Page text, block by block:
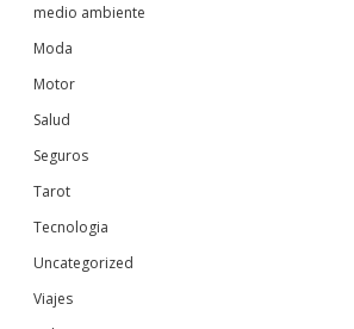
medio ambiente
Moda
Motor
Salud
Seguros
Tarot
Tecnologia
Uncategorized
Viajes